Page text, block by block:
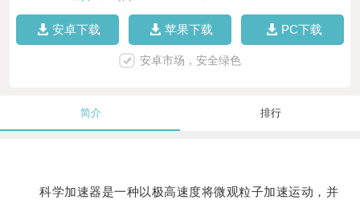
安卓下载 苹果下载 PC下载
安卓市场，安全绿色
简介 排行
科学加速器是一种以极高速度将微观粒子加速运动，并